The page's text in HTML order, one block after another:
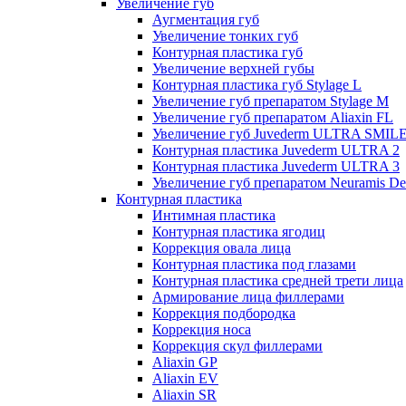
Увеличение губ
Аугментация губ
Увеличение тонких губ
Контурная пластика губ
Увеличение верхней губы
Контурная пластика губ Stylage L
Увеличение губ препаратом Stylage M
Увеличение губ препаратом Aliaxin FL
Увеличение губ Juvederm ULTRA
Контурная пластика Juvederm ULTRA 2
Контурная пластика Juvederm ULTRA 3
Увеличение губ препаратом Neuramis
Контурная пластика
Интимная пластика
Контурная пластика ягодиц
Коррекция овала лица
Контурная пластика под глазами
Контурная пластика средней трети лица
Армирование лица филлерами
Коррекция подбородка
Коррекция носа
Коррекция скул филлерами
Aliaxin GP
Aliaxin EV
Aliaxin SR